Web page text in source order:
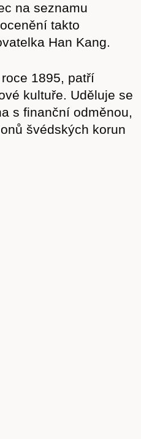
na seznamu
takto
Han Kang.
1895, patří
kultuře. Uděluje se
s finanční odměnou,
švédských korun